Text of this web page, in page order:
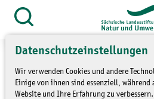
Datenschutzeinstellungen
Wir verwenden Cookies und andere
Einige von ihnen sind essenziell, während
Website und Ihre Erfahrung zu verbessern.
Zum
Inhalt
springen
Suche